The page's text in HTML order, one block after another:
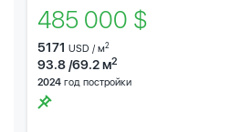
485 000 $
5171 USD / м2
93.8 /69.2 м2
2024 год постройки